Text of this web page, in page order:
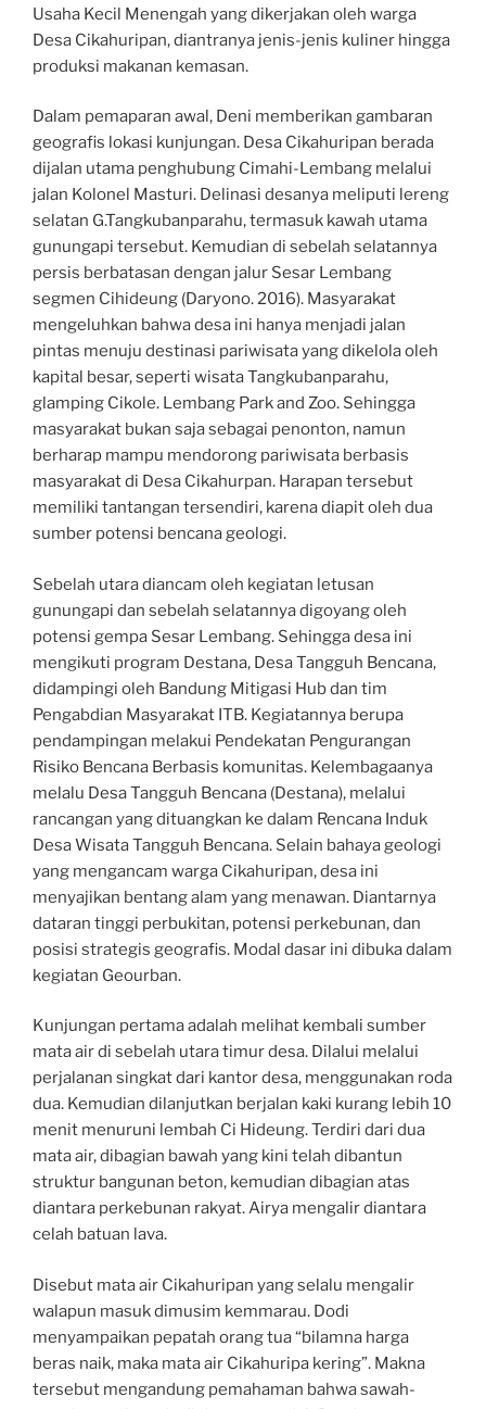
Usaha Kecil Menengah yang dikerjakan oleh warga
Desa Cikahuripan, diantranya jenis-jenis kuliner hingga
produksi makanan kemasan.
Dalam pemaparan awal, Deni memberikan gambaran
geografis lokasi kunjungan. Desa Cikahuripan berada
dijalan utama penghubung Cimahi-Lembang melalui
jalan Kolonel Masturi. Delinasi desanya meliputi lereng
selatan G.Tangkubanparahu, termasuk kawah utama
gunungapi tersebut. Kemudian di sebelah selatannya
persis berbatasan dengan jalur Sesar Lembang
segmen Cihideung (Daryono. 2016). Masyarakat
mengeluhkan bahwa desa ini hanya menjadi jalan
pintas menuju destinasi pariwisata yang dikelola oleh
kapital besar, seperti wisata Tangkubanparahu,
glamping Cikole. Lembang Park and Zoo. Sehingga
masyarakat bukan saja sebagai penonton, namun
berharap mampu mendorong pariwisata berbasis
masyarakat di Desa Cikahurpan. Harapan tersebut
memiliki tantangan tersendiri, karena diapit oleh dua
sumber potensi bencana geologi.
Sebelah utara diancam oleh kegiatan letusan
gunungapi dan sebelah selatannya digoyang oleh
potensi gempa Sesar Lembang. Sehingga desa ini
mengikuti program Destana, Desa Tangguh Bencana,
didampingi oleh Bandung Mitigasi Hub dan tim
Pengabdian Masyarakat ITB. Kegiatannya berupa
pendampingan melakui Pendekatan Pengurangan
Risiko Bencana Berbasis komunitas. Kelembagaanya
melalu Desa Tangguh Bencana (Destana), melalui
rancangan yang dituangkan ke dalam Rencana Induk
Desa Wisata Tangguh Bencana. Selain bahaya geologi
yang mengancam warga Cikahuripan, desa ini
menyajikan bentang alam yang menawan. Diantarnya
dataran tinggi perbukitan, potensi perkebunan, dan
posisi strategis geografis. Modal dasar ini dibuka dalam
kegiatan Geourban.
Kunjungan pertama adalah melihat kembali sumber
mata air di sebelah utara timur desa. Dilalui melalui
perjalanan singkat dari kantor desa, menggunakan roda
dua. Kemudian dilanjutkan berjalan kaki kurang lebih 10
menit menuruni lembah Ci Hideung. Terdiri dari dua
mata air, dibagian bawah yang kini telah dibantun
struktur bangunan beton, kemudian dibagian atas
diantara perkebunan rakyat. Airya mengalir diantara
celah batuan lava.
Disebut mata air Cikahuripan yang selalu mengalir
walapun masuk dimusim kemmarau. Dodi
menyampaikan pepatah orang tua “bilamna harga
beras naik, maka mata air Cikahuripa kering”. Makna
tersebut mengandung pemahaman bahwa sawah-